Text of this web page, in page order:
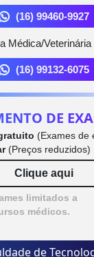
(16) 99460-9927
Médica/Veterinária
(16) 99132-6075
DE
(Exames de
(Preços reduzidos)
Clique aqui
limitados a
médicos.
de